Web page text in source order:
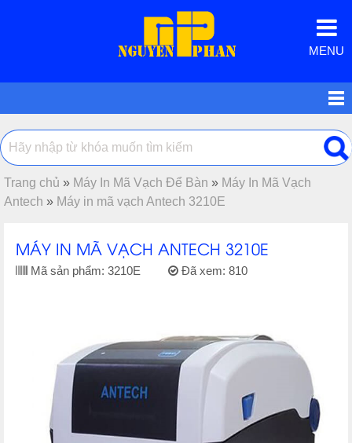
MENU
Trang chủ » Máy In Mã Vạch Để Bàn » Máy In Mã Vạch
Antech » Máy in mã vạch Antech 3210E
MÁY IN MÃ VẠCH ANTECH 3210E
Mã sản phẩm: 3210E Đã xem: 810